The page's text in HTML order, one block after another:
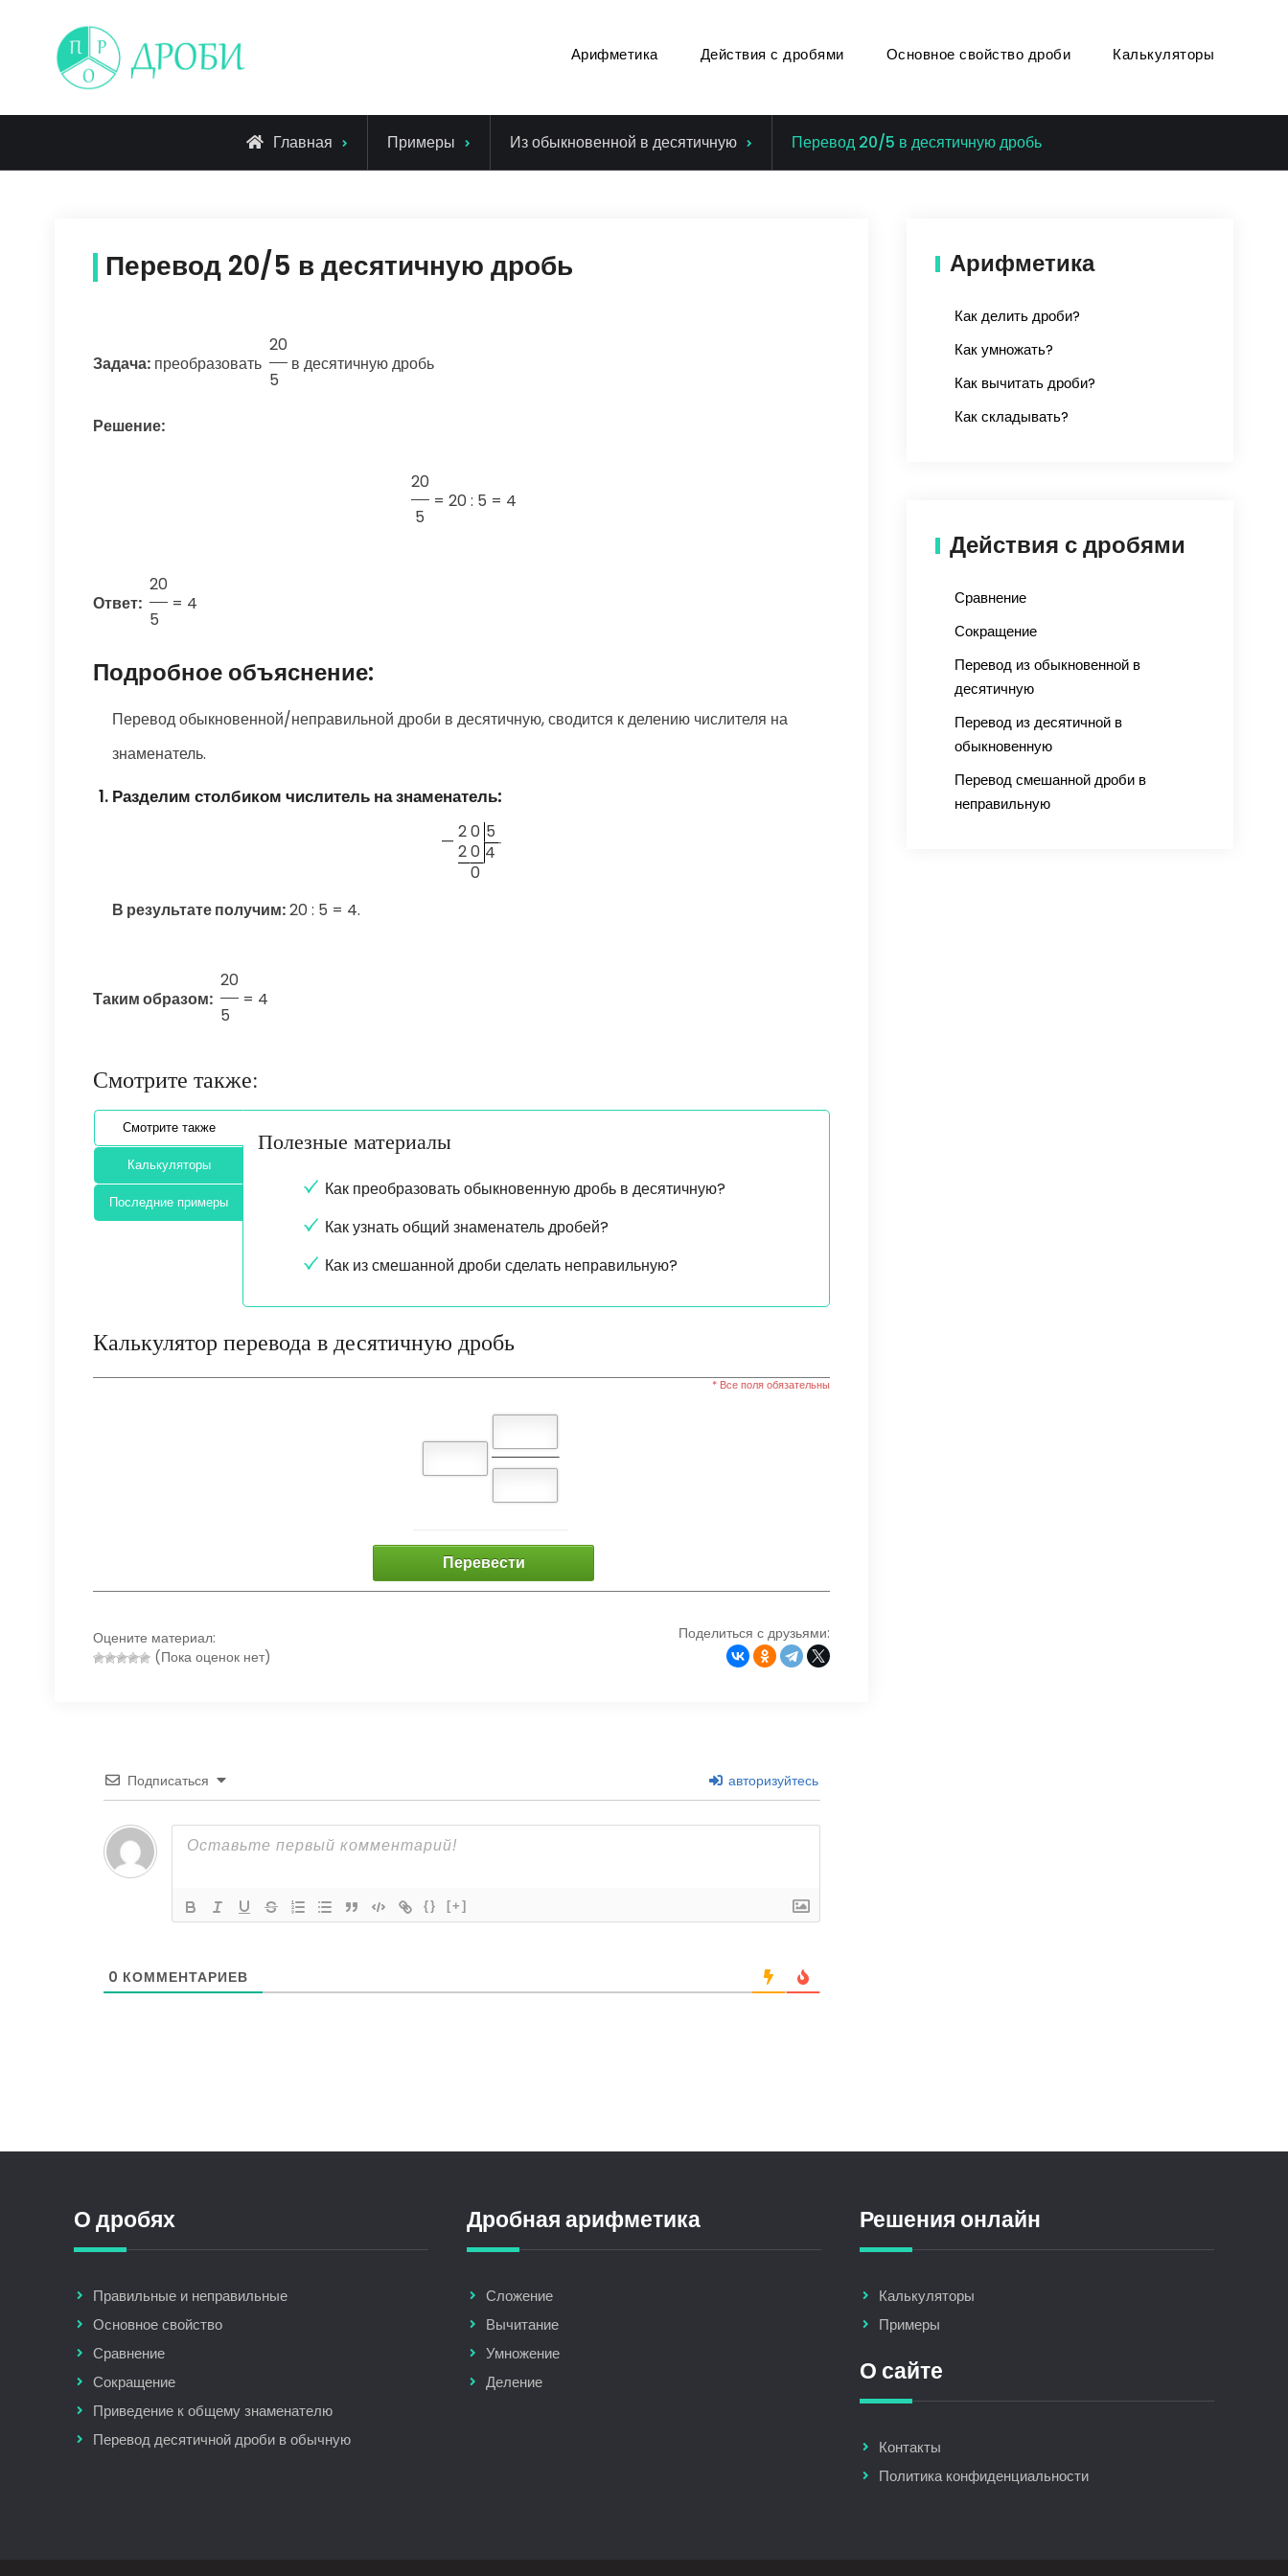
content
Арифметика Действия с дробями Основное свойство дроби Калькуляторы
Главная Примеры Из обыкновенной в десятичную Перевод 20/5 в десятичную дробь
Перевод 20/5 в десятичную дробь
Задача: преобразовать
20
5
в десятичную дробь
Решение:
20
5
= 20 : 5 = 4
Ответ:
20
5
= 4
Подробное объяснение:
Перевод обыкновенной/неправильной дроби в десятичную, сводится к делению числителя на
знаменатель.
Разделим столбиком числитель на знаменатель:
— 20 5
20 4
0
В результате получим:20 : 5 = 4.
Таким образом:
20
5
= 4
Смотрите также:
Смотрите также
Калькуляторы
Последние примеры
Полезные материалы
Как преобразовать обыкновенную дробь в десятичную?
Как узнать общий знаменатель дробей?
Как из смешанной дроби сделать неправильную?
Калькулятор перевода в десятичную дробь
* Все поля обязательны
Перевести
Оцените материал:
(Пока оценок нет)
Поделиться с друзьями:
Подписаться авторизуйтесь
{} [+]
0 КОММЕНТАРИЕВ
Арифметика
Как делить дроби?
Как умножать?
Как вычитать дроби?
Как складывать?
Действия с дробями
Сравнение
Сокращение
Перевод из обыкновенной в
десятичную
Перевод из десятичной в
обыкновенную
Перевод смешанной дроби в
неправильную
О дробях
Правильные и неправильные
Основное свойство
Сравнение
Сокращение
Приведение к общему знаменателю
Перевод десятичной дроби в обычную
Дробная арифметика
Сложение
Вычитание
Умножение
Деление
Решения онлайн
Калькуляторы
Примеры
О сайте
Контакты
Политика конфиденциальности